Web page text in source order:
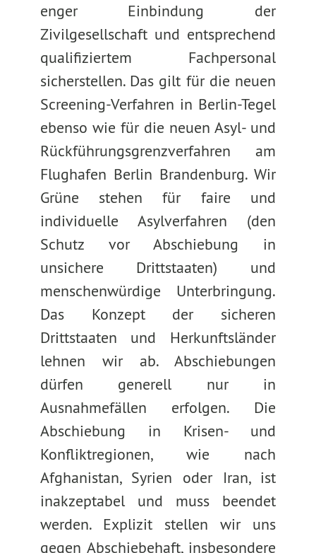
enger Einbindung der
Zivilgesellschaft und entsprechend
qualifiziertem Fachpersonal
sicherstellen. Das gilt für die neuen
Screening-Verfahren in Berlin-Tegel
ebenso wie für die neuen Asyl- und
Rückführungsgrenzverfahren am
Flughafen Berlin Brandenburg. Wir
Grüne stehen für faire und
individuelle Asylverfahren (den
Schutz vor Abschiebung in
unsichere Drittstaaten) und
menschenwürdige Unterbringung.
Das Konzept der sicheren
Drittstaaten und Herkunftsländer
lehnen wir ab. Abschiebungen
dürfen generell nur in
Ausnahmefällen erfolgen. Die
Abschiebung in Krisen- und
Konfliktregionen, wie nach
Afghanistan, Syrien oder Iran, ist
inakzeptabel und muss beendet
werden. Explizit stellen wir uns
gegen Abschiebehaft, insbesondere